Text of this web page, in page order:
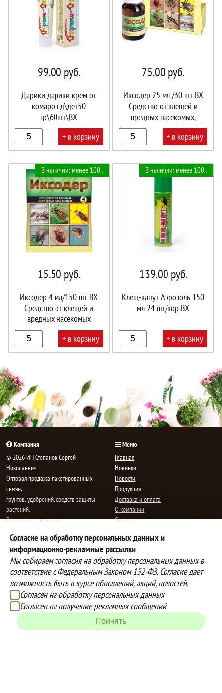
99.00 руб.
Дарики дарики крем от
комаров д\дет50
гр\60шт\ВХ
+ в корзину
корзине!
75.00 руб.
Иксодер 25 мл /30 шт ВХ
Средство от клещей и
вредных насекомых,
обработка территории
+ в корзину
В наличии: менее 100 .
15.50 руб.
Иксодер 4 мл/150 шт ВХ
Средство от клещей и
вредных насекомых
+ в корзину
корзине!
В наличии: менее 100 .
139.00 руб.
Клещ-капут Аэрозоль 150
мл 24 шт/кор ВХ
+ в корзину
Согласие на обработку персональных данных и
информационно-рекламные рассылки
Мы собираем согласия на обработку персональных данных в
соответствие с Федеральным Законом 152-ФЗ. Согласие дает
возможность быть в курсе обновлений, акций, новостей.
Согласен на обработку персональных данных
Согласен на получение рекламных сообщений
Принять
Компания
© 2026 ИП Степанов Сергей
Николаевич
Oптовая продажа пакетированных
семян,
грунтов, удобрений, средств защиты
растений.
Все права защищены.
E-mail:mail@semenauspeha.ru
Телефон: +7 (8352) 28-80-34
Адрес: г. Чебоксары, пр. Мира 76 А
Меню
Главная
Новинки
Новости
Продукция
Доставка и оплата
О компании
Статьи
Способы оплаты
Вы можете оплатить покупки
наличными при получении товара,
либо выбрать другой способ оплаты
Инструкция по оплате банковской
Доставка
Наша компания осуществляет
бесплатную
доставку до терминалов транспортных
компаний.